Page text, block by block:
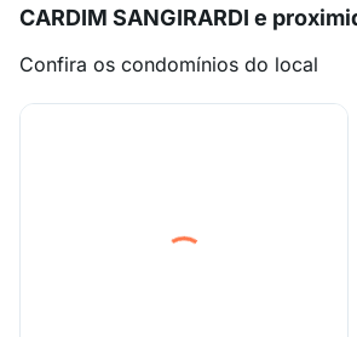
CARDIM SANGIRARDI e
Confira os condomínios do local